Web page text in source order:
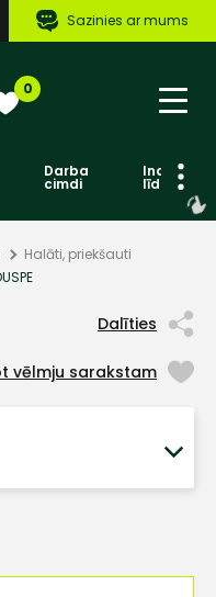
Sazinies ar mums
0
Darba
cimdi līdzekļi
Halāti, priekšauti
Dalīties
vēlmju sarakstam